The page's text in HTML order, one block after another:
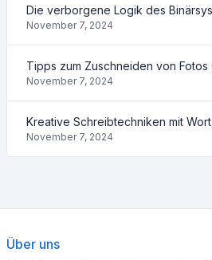
Die verborgene Logik des
November 7, 2024
Tipps zum Zuschneiden von Fotos
November 7, 2024
Kreative Schreibtechniken mit
November 7, 2024
Über uns